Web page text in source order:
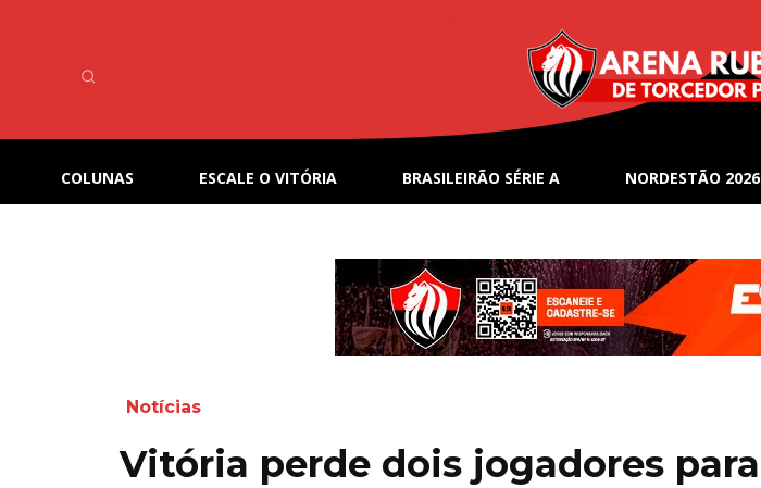
COLUNAS ESCALE O VITÓRIA BRASILEIRÃO SÉRIE A NORDESTÃO 2026
Notícias
Vitória perde dois jogadores para